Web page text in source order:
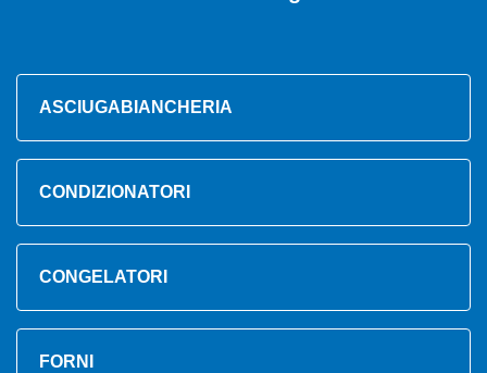
ASCIUGABIANCHERIA
CONDIZIONATORI
CONGELATORI
FORNI